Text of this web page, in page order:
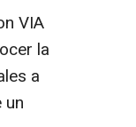
VIA
la
a
un